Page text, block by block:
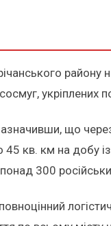
району
укріплених
що через
кв. км на добу
300